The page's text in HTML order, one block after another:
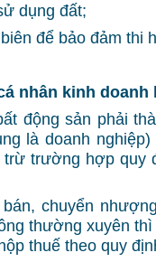
dụng đất;
để bảo đảm thi
nhân kinh doanh
động sản phải
là doanh
trường hợp quy
chuyển
thường xuyên
thuế theo quy